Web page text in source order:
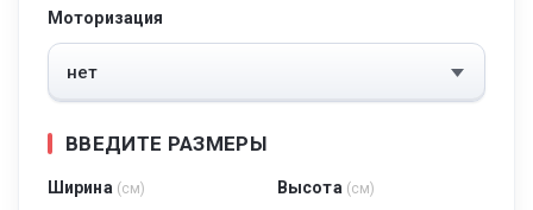
Моторизация
ВВЕДИТЕ РАЗМЕРЫ
Ширина (см) Высота (см)